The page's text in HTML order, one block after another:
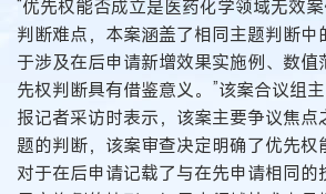
“优先权能否成立是医药化学领域无效
判断难点，本案涵盖了相同主题判断中
于涉及在后申请新增效果实施例、数值
先权判断具有借鉴意义。”该案合议组
报记者采访时表示，该案主要争议焦点
题的判断，该案审查决定明确了优先权
对于在后申请记载了与在先申请相同的